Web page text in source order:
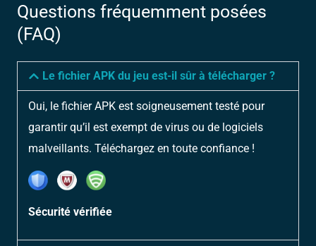
Questions fréquemment posées
(FAQ)
Le fichier APK du jeu est-il sûr à télécharger ?
Oui, le fichier APK est soigneusement testé pour
garantir qu’il est exempt de virus ou de logiciels
malveillants. Téléchargez en toute confiance !
Sécurité vérifiée